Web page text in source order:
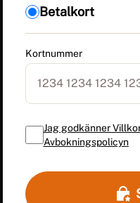
Betalkort
Kortnummer
Jag godkänner
Avbokningspolicyn